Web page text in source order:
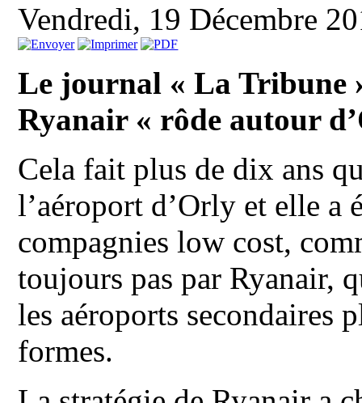
Vendredi, 19 Décembre
Le journal « La Tribune
Ryanair « rôde autour
Cela fait plus de dix ans
l’aéroport d’Orly et elle a
compagnies low cost,
toujours pas par Ryanair,
les aéroports secondaires
formes.